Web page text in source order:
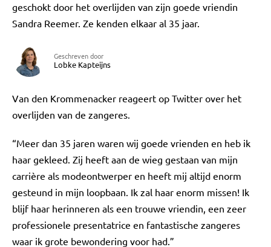
geschokt door het overlijden van zijn goede vriendin
Sandra Reemer. Ze kenden elkaar al 35 jaar.
Geschreven door
Lobke Kapteijns
Van den Krommenacker reageert op Twitter over het
overlijden van de zangeres.
“Meer dan 35 jaren waren wij goede vrienden en heb ik
haar gekleed. Zij heeft aan de wieg gestaan van mijn
carrière als modeontwerper en heeft mij altijd enorm
gesteund in mijn loopbaan. Ik zal haar enorm missen! Ik
blijf haar herinneren als een trouwe vriendin, een zeer
professionele presentatrice en fantastische zangeres
waar ik grote bewondering voor had.”